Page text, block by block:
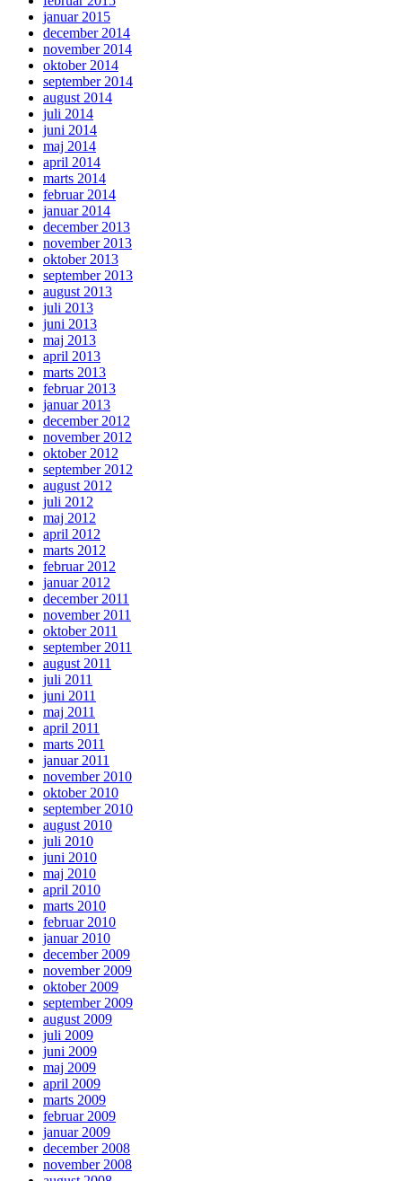
januar 2015
december 2014
november 2014
oktober 2014
september 2014
august 2014
juli 2014
juni 2014
maj 2014
april 2014
marts 2014
februar 2014
januar 2014
december 2013
november 2013
oktober 2013
september 2013
august 2013
juli 2013
juni 2013
maj 2013
april 2013
marts 2013
februar 2013
januar 2013
december 2012
november 2012
oktober 2012
september 2012
august 2012
juli 2012
maj 2012
april 2012
marts 2012
februar 2012
januar 2012
december 2011
november 2011
oktober 2011
september 2011
august 2011
juli 2011
juni 2011
maj 2011
april 2011
marts 2011
januar 2011
november 2010
oktober 2010
september 2010
august 2010
juli 2010
juni 2010
maj 2010
april 2010
marts 2010
februar 2010
januar 2010
december 2009
november 2009
oktober 2009
september 2009
august 2009
juli 2009
juni 2009
maj 2009
april 2009
marts 2009
februar 2009
januar 2009
december 2008
november 2008